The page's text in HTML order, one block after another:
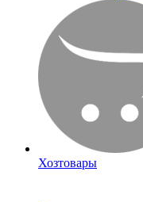
Хозтовары